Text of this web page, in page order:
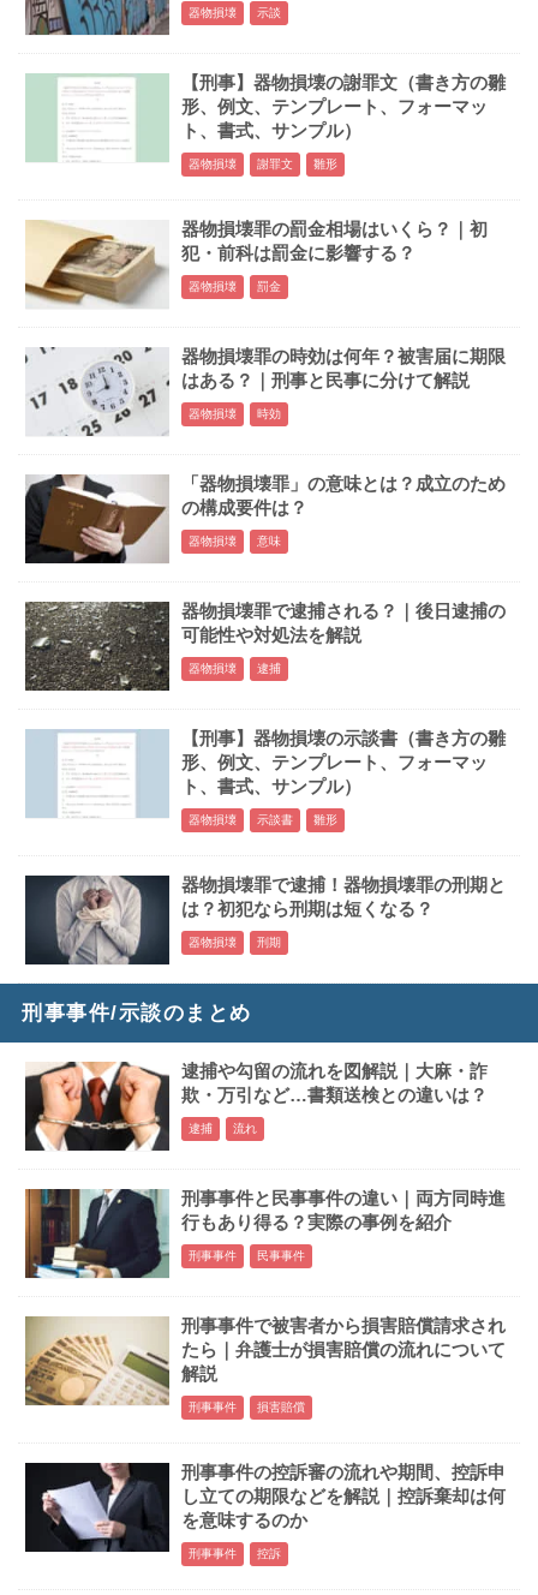
器物損壊 示談
【刑事】器物損壊の謝罪文（書き方の雛
形、例文、テンプレート、フォーマッ
ト、書式、サンプル）
器物損壊 謝罪文 雛形
器物損壊罪の罰金相場はいくら？｜初
犯・前科は罰金に影響する？
器物損壊 罰金
器物損壊罪の時効は何年？被害届に期限
はある？｜刑事と民事に分けて解説
器物損壊 時効
「器物損壊罪」の意味とは？成立のため
の構成要件は？
器物損壊 意味
器物損壊罪で逮捕される？｜後日逮捕の
可能性や対処法を解説
器物損壊 逮捕
【刑事】器物損壊の示談書（書き方の雛
形、例文、テンプレート、フォーマッ
ト、書式、サンプル）
器物損壊 示談書 雛形
器物損壊罪で逮捕！器物損壊罪の刑期と
は？初犯なら刑期は短くなる？
器物損壊 刑期
刑事事件/示談のまとめ
逮捕や勾留の流れを図解説｜大麻・詐
欺・万引など…書類送検との違いは？
逮捕 流れ
刑事事件と民事事件の違い｜両方同時進
行もあり得る？実際の事例を紹介
刑事事件 民事事件
刑事事件で被害者から損害賠償請求され
たら｜弁護士が損害賠償の流れについて
解説
刑事事件 損害賠償
刑事事件の控訴審の流れや期間、控訴申
し立ての期限などを解説｜控訴棄却は何
を意味するのか
刑事事件 控訴